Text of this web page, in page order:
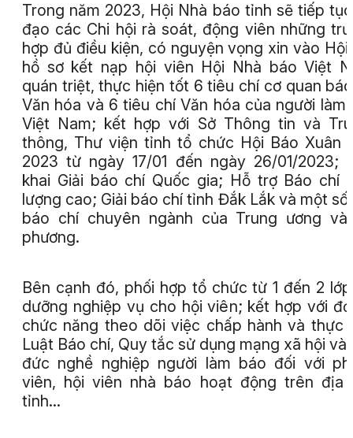
Trong năm 2023, Hội Nhà báo tỉnh sẽ tiếp
đạo các Chi hội rà soát, động viên những
hợp đủ điều kiện, có nguyện vọng xin vào Hội
hồ sơ kết nạp hội viên Hội Nhà báo Việt
quán triệt, thực hiện tốt 6 tiêu chí cơ quan
Văn hóa và 6 tiêu chí Văn hóa của người làm
Việt Nam; kết hợp với Sở Thông tin và
thông, Thư viện tỉnh tổ chức Hội Báo Xuân
2023 từ ngày 17/01 đến ngày 26/01/2023;
khai Giải báo chí Quốc gia; Hỗ trợ Báo chí
lượng cao; Giải báo chí tỉnh Đắk Lắk và một số
báo chí chuyên ngành của Trung ương
phương.
Bên cạnh đó, phối hợp tổ chức từ 1 đến 2
dưỡng nghiệp vụ cho hội viên; kết hợp với
chức năng theo dõi việc chấp hành và thực
Luật Báo chí, Quy tắc sử dụng mạng xã hội và
đức nghề nghiệp người làm báo đối với
viên, hội viên nhà báo hoạt động trên địa
tỉnh…